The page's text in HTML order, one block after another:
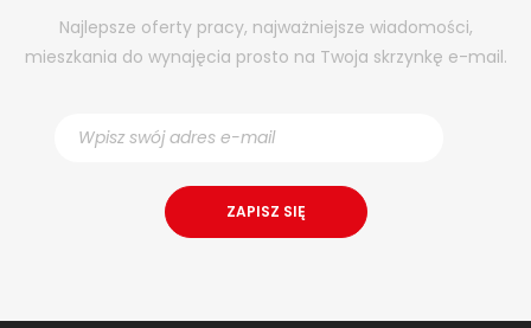
Najlepsze oferty pracy, najważniejsze wiadomości,
mieszkania do wynajęcia prosto na Twoja skrzynkę e-mail.